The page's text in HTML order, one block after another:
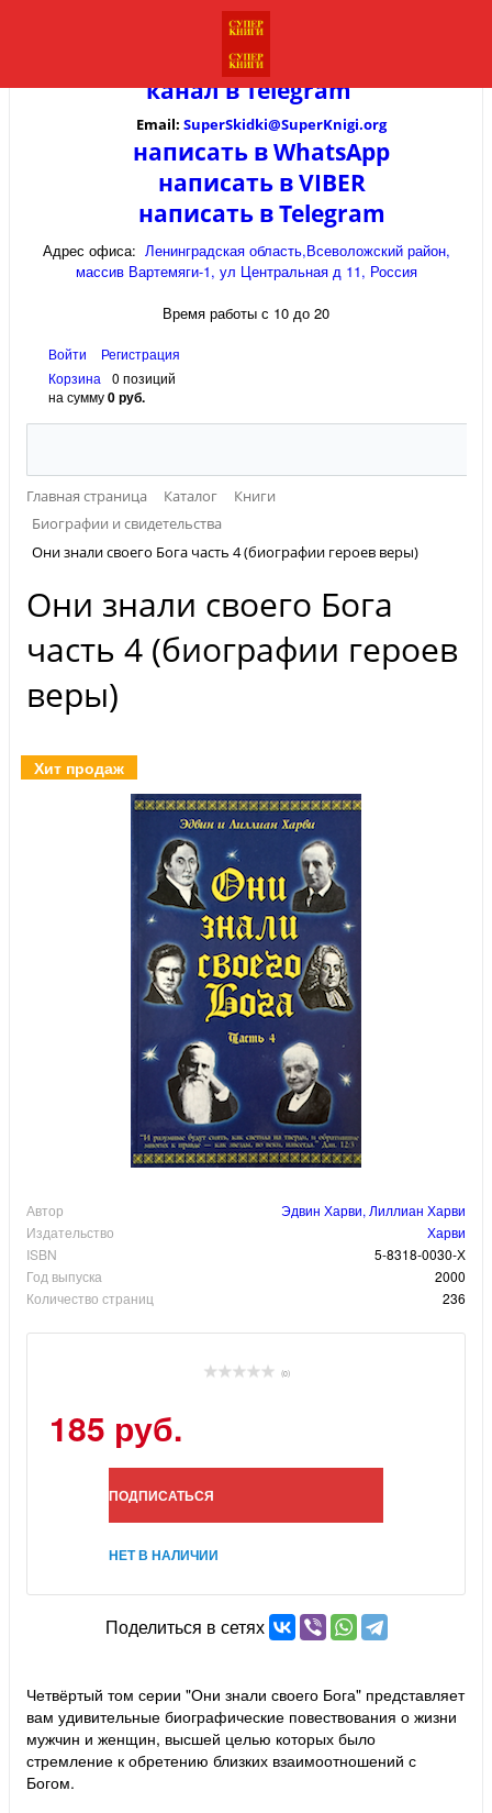
канал вTelegram
Email: SuperSkidki@SuperKnigi.org
написать в WhatsApp
написать в VIBER
написать в Telegram
Адрес офиса: Ленинградская область,Всеволожский район,
массив Вартемяги-1, ул Центральная д 11, Россия
Время работы с 10 до 20
Войти
Регистрация
Корзина
0 позиций
на сумму0 руб.
Главная страница Каталог
Книги
Биографии и свидетельства
Они знали своего Бога часть 4 (биографии героев веры)
Они знали своего Бога
часть 4 (биографии героев
веры)
Хит продаж
Автор
Эдвин Харви, Лиллиан Харви
Издательство
Харви
ISBN
5-8318-0030-Х
Год выпуска
2000
Количество страниц
236
(0)
185 руб.
ПОДПИСАТЬСЯ
НЕТ В НАЛИЧИИ
Поделиться в сетях
Четвёртый том серии "Они знали своего Бога" представляет
вам удивительные биографические повествования о жизни
мужчин и женщин, высшей целью которых было
стремление к обретению близких взаимоотношений с
Богом.